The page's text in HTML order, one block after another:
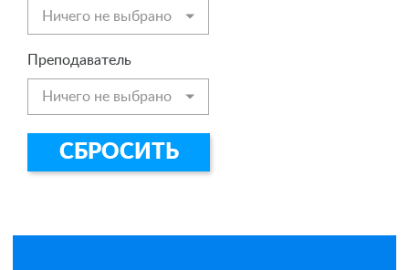
Ничего не выбрано
Преподаватель
Ничего не выбрано
СБРОСИТЬ